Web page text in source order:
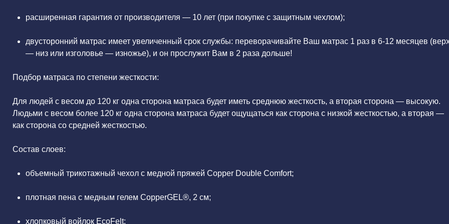
расширенная гарантия от производителя — 10 лет (при покупке с защитным чехлом);
двусторонний матрас имеет увеличенный срок службы: переворачивайте Ваш матрас 1 раз в 6-12 месяцев
— низ или изголовье — изножье), и он прослужит Вам в 2 раза дольше!
Подбор матраса по степени жесткости:
Для людей с весом до 120 кг одна сторона матраса будет иметь среднюю жесткость, а вторая сторона — высокую.
Людьми с весом более 120 кг одна сторона матраса будет ощущаться как сторона с низкой жесткостью, а вторая —
как сторона со средней жесткостью.
Состав слоев:
объемный трикотажный чехол с медной пряжей Copper Double Comfort;
плотная пена с медным гелем CopperGEL®, 2 см;
хлопковый войлок EcoFelt;